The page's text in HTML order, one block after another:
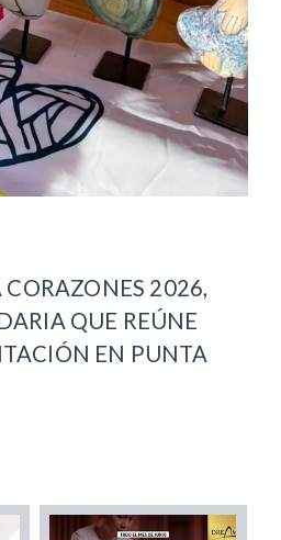
2026,
QUE REÚNE
EN PUNTA